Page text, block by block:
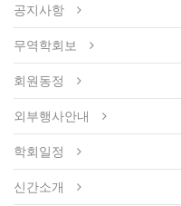
공지사항
무역학회보
회원동정
외부행사안내
학회일정
신간소개